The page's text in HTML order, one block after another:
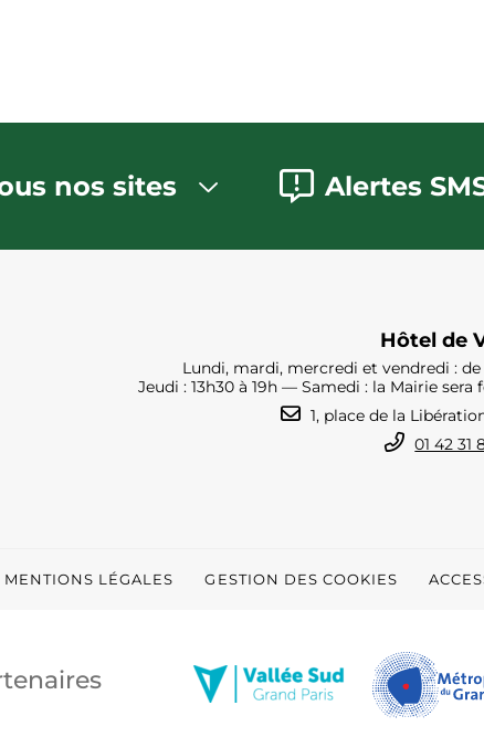
nos sites Alertes
Hôtel de
Lundi, mardi, mercredi et vendredi : de
Jeudi : 13h30 à 19h — Samedi : la Mairie
1, place de la
01 42 31
MENTIONS LÉGALES GESTION DES COOKIES